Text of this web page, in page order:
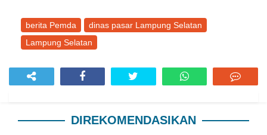
berita Pemda
dinas pasar Lampung Selatan
Lampung Selatan
DIREKOMENDASIKAN